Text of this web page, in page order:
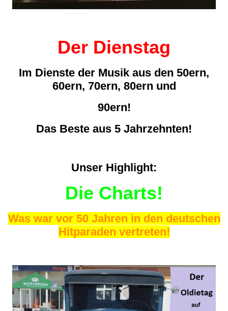
Der Dienstag
Im Dienste der Musik aus den 50ern,
60ern, 70ern, 80ern und
90ern!
Das Beste aus 5 Jahrzehnten!
Unser Highlight:
Die Charts!
Was war vor 50 Jahren in den deutschen
Hitparaden vertreten!